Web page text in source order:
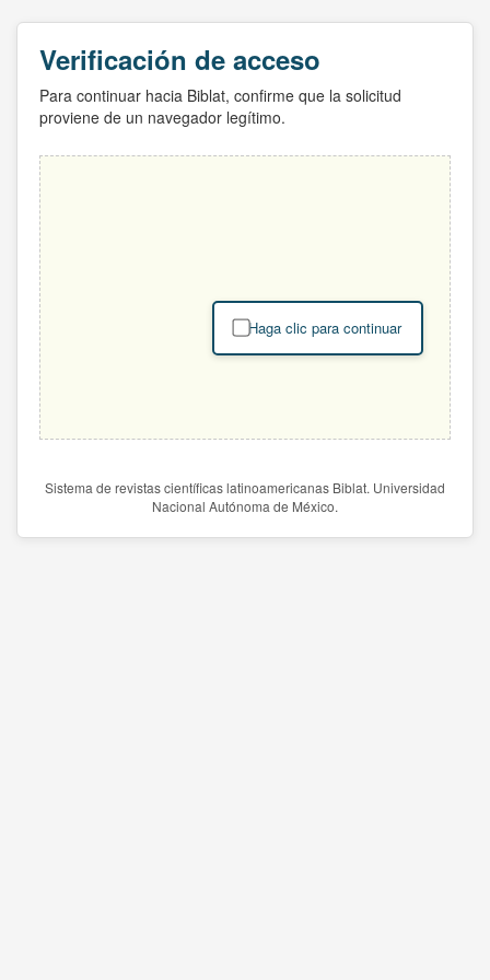
Verificación de acceso
Para continuar hacia Biblat, confirme que la solicitud
proviene de un navegador legítimo.
Haga clic para continuar
Sistema de revistas científicas latinoamericanas Biblat. Universidad
Nacional Autónoma de México.